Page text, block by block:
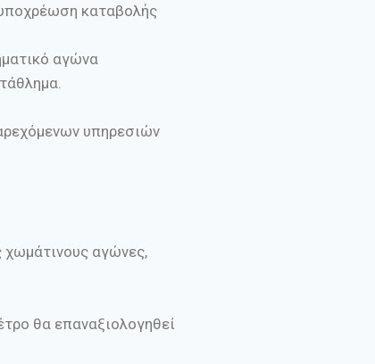
καταβολής
αγώνα
υπηρεσιών
αγώνες,
θα επαναξιολογηθεί